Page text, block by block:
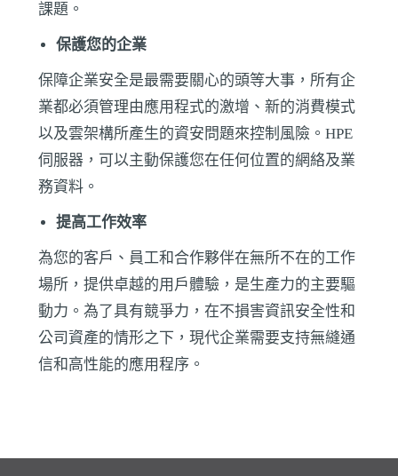
課題。
保護您的企業
保障企業安全是最需要關心的頭等大事，所有企
業都必須管理由應用程式的激增、新的消費模式
以及雲架構所產生的資安問題來控制風險。HPE
伺服器，可以主動保護您在任何位置的網絡及業
務資料。
提高工作效率
為您的客戶、員工和合作夥伴在無所不在的工作
場所，提供卓越的用戶體驗，是生產力的主要驅
動力。為了具有競爭力，在不損害資訊安全性和
公司資產的情形之下，現代企業需要支持無縫通
信和高性能的應用程序。